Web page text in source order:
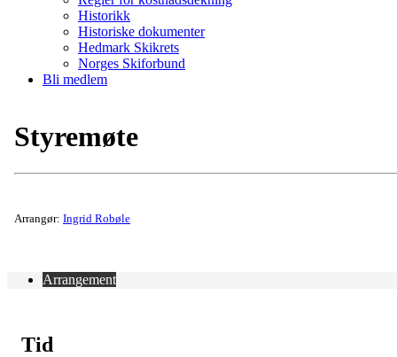
Historikk
Historiske dokumenter
Hedmark Skikrets
Norges Skiforbund
Bli medlem
Styremøte
Arrangør: Ingrid Robøle
Arrangement
Tid